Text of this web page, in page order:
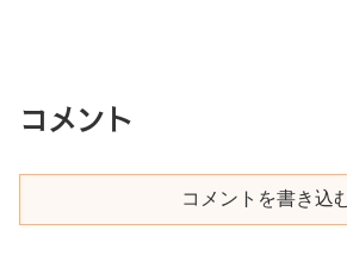
コメント
コメントを書き込